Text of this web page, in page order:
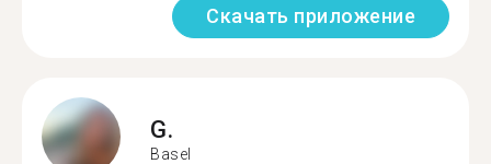
Скачать приложение
G.
Basel